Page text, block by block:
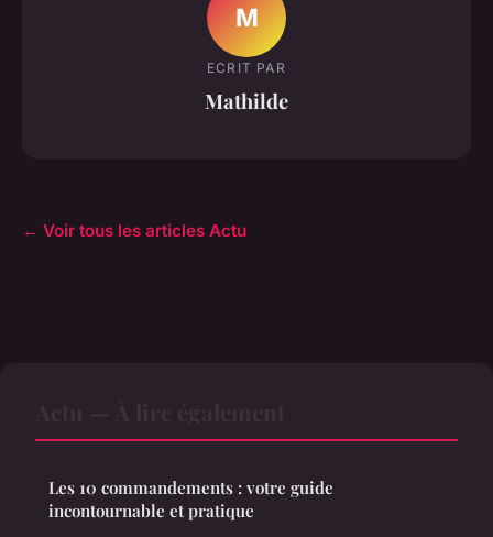
M
ECRIT PAR
Mathilde
← Voir tous les articles Actu
Les 10 commandements : votre guide
incontournable et pratique